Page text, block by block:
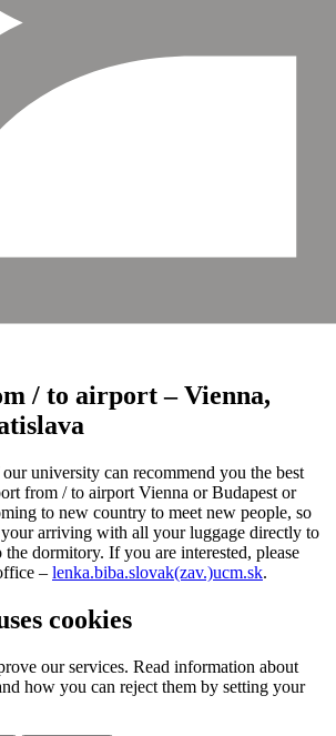
/ to airport – Vienna,
university can recommend you the best
from / to airport Vienna or Budapest or
to new country to meet new people, so
arriving with all your luggage directly to
dormitory. If you are interested, please
– lenka.biba.slovak(zav.)ucm.sk.
cookies
our services. Read information about
how you can reject them by setting your